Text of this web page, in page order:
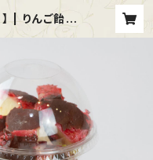
| りんご飴専
エルキャン